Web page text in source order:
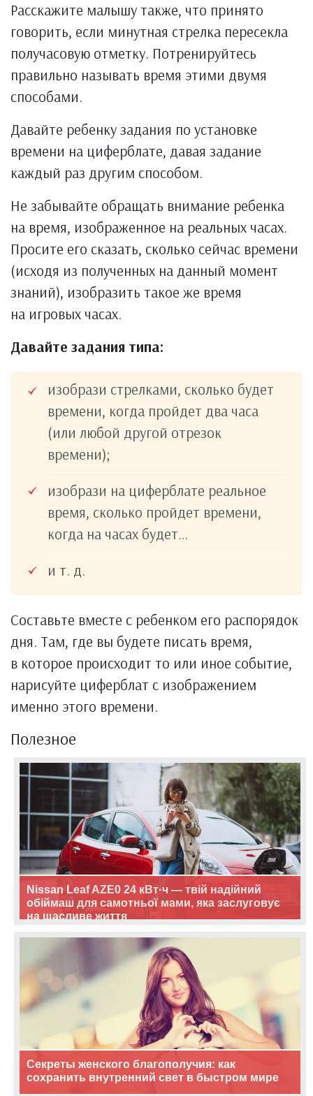
Расскажите малышу также, что принято
говорить, если минутная стрелка пересекла
получасовую отметку. Потренируйтесь
правильно называть время этими двумя
способами.
Давайте ребенку задания по установке
времени на циферблате, давая задание
каждый раз другим способом.
Не забывайте обращать внимание ребенка
на время, изображенное на реальных часах.
Просите его сказать, сколько сейчас времени
(исходя из полученных на данный момент
знаний), изобразить такое же время
на игровых часах.
Давайте задания типа:
изобрази стрелками, сколько будет
времени, когда пройдет два часа
(или любой другой отрезок
времени);
изобрази на циферблате реальное
время, сколько пройдет времени,
когда на часах будет…
и т. д.
Составьте вместе с ребенком его распорядок
дня. Там, где вы будете писать время,
в которое происходит то или иное событие,
нарисуйте циферблат с изображением
именно этого времени.
Полезное
Nissan Leaf AZE0 24 кВт·ч — твій надійний
обіймаш для самотньої мами, яка заслуговує
на щасливе життя
Секреты женского благополучия: как
сохранить внутренний свет в быстром мире